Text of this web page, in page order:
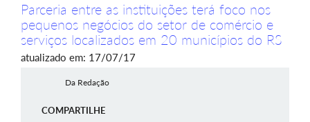
Parceria entre as instituições terá foco nos
pequenos negócios do setor de comércio e
serviços localizados em 20 municípios do RS
atualizado em: 17/07/17
Da Redação
COMPARTILHE